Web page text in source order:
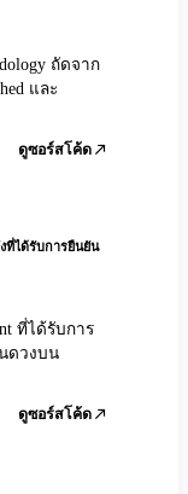
ถัดจาก
และ
ดูซอร์สโค้ด
ที่ได้รับการยืนยัน
ที่ได้รับการ
ดวงบน
ดูซอร์สโค้ด